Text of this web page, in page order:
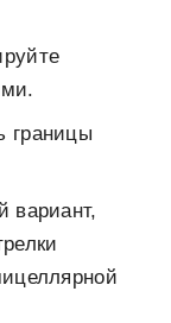
границы
вариант,